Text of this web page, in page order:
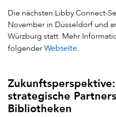
Die nächsten Libby Connect-
November in Düsseldorf und
Würzburg statt. Mehr
folgender Webseite
strategische
Bibliotheken